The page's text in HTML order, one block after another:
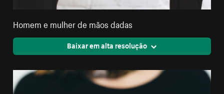
Homem e mulher de mãos dadas
Baixar em alta resolução